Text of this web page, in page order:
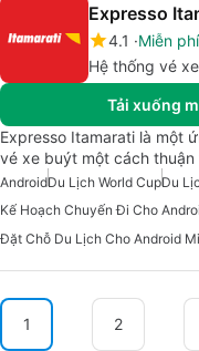
Expresso
4.1
Miễn phí
Hệ thống vé
Tải xuống
Expresso Itamarati là một
vé xe buýt một cách
AndroidDu Lịch World CupDu
Kế Hoạch Chuyến Đi Cho
Đặt Chỗ Du Lịch Cho Android
1 2